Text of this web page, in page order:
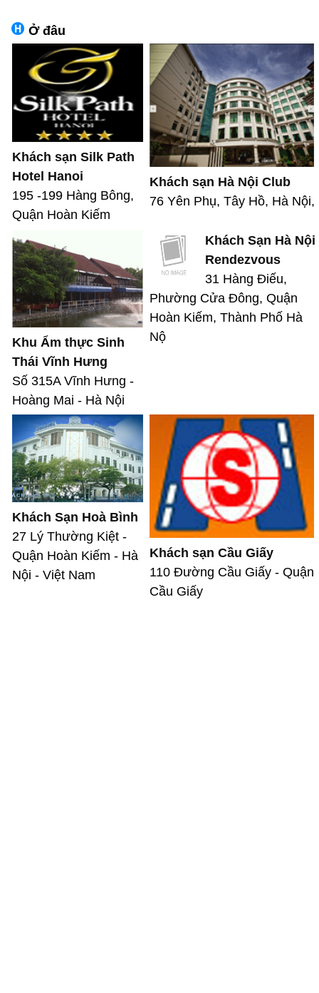
Ở đâu
Khách sạn Silk Path
Hotel Hanoi
195 -199 Hàng Bông,
Quận Hoàn Kiếm
Khách sạn Hà Nội Club
76 Yên Phụ, Tây Hồ, Hà Nội,
Khu Ẩm thực Sinh
Thái Vĩnh Hưng
Số 315A Vĩnh Hưng -
Hoàng Mai - Hà Nội
Khách Sạn Hà Nội
Rendezvous
31 Hàng Điếu,
Phường Cửa Đông, Quận
Hoàn Kiếm, Thành Phố Hà
Nộ
Khách Sạn Hoà Bình
27 Lý Thường Kiệt -
Quận Hoàn Kiếm - Hà
Nội - Việt Nam
Khách sạn Cầu Giấy
110 Đường Cầu Giấy - Quận
Cầu Giấy